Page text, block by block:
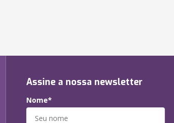
Assine a nossa newsletter
Nome*